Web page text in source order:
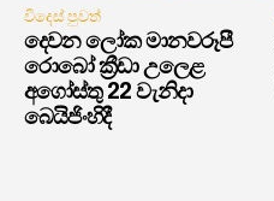
විදෙස් පුවත්
දෙවන ලෝක මානවරූපී
රොබෝ ක්‍රීඩා උලෙළ
අගෝස්තු 22 වැනිදා
බෙයිජිංහිදී